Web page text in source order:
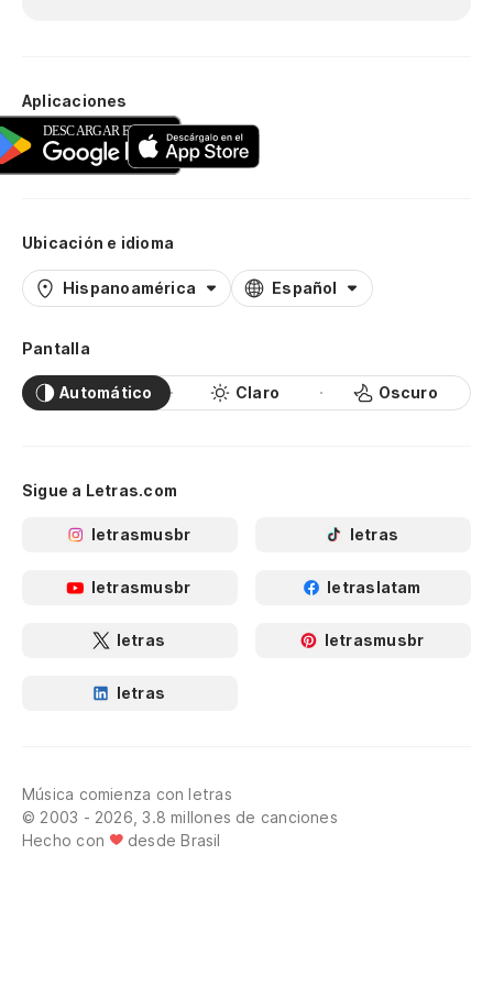
Aplicaciones
Ubicación e idioma
Hispanoamérica Español
Pantalla
Automático Claro Oscuro
Sigue a Letras.com
letrasmusbr letras
letrasmusbr letraslatam
letras letrasmusbr
letras
Música comienza con letras
© 2003 - 2026, 3.8 millones de canciones
Hecho con
desde Brasil